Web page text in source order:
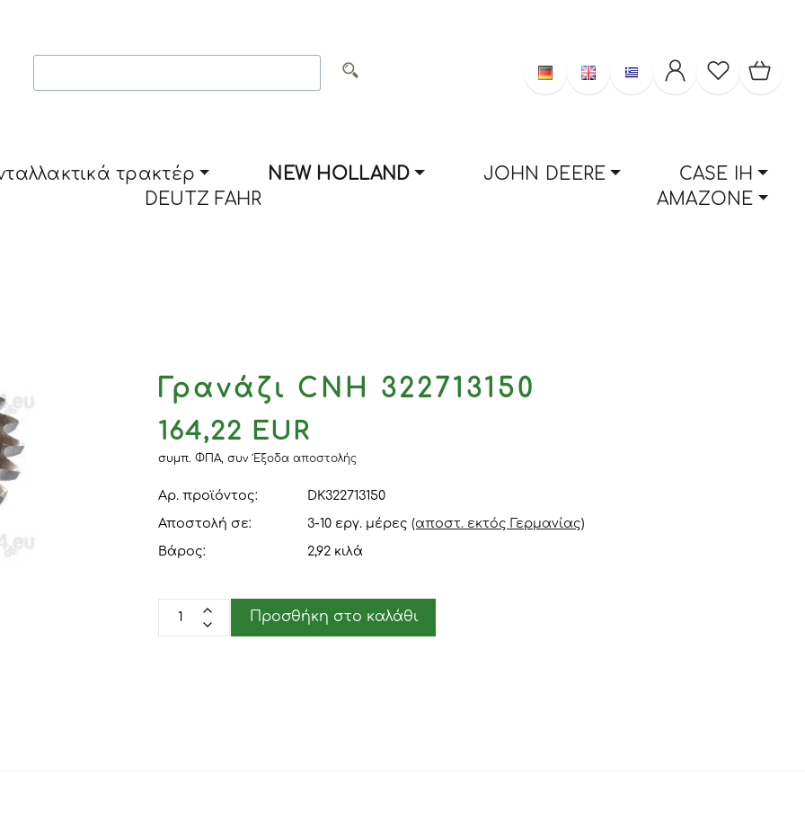
τρακτέρ NEW HOLLAND JOHN DEERE
CASE IH
DEUTZ FAHR
AMAZONE
Γρανάζι CNH 322713150
164,22 EUR
συμπ. ΦΠΑ, συνΈξοδα αποστολής
Αρ. προϊόντος:
DK322713150
Αποστολή σε:
3-10 εργ. μέρες (αποστ. εκτός Γερμανίας)
Βάρος:
2,92 κιλά
Προσθήκη στο καλάθι